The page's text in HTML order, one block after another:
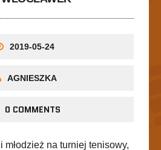
2019-05-24
AGNIESZKA
0 COMMENTS
młodzież na turniej tenisowy,